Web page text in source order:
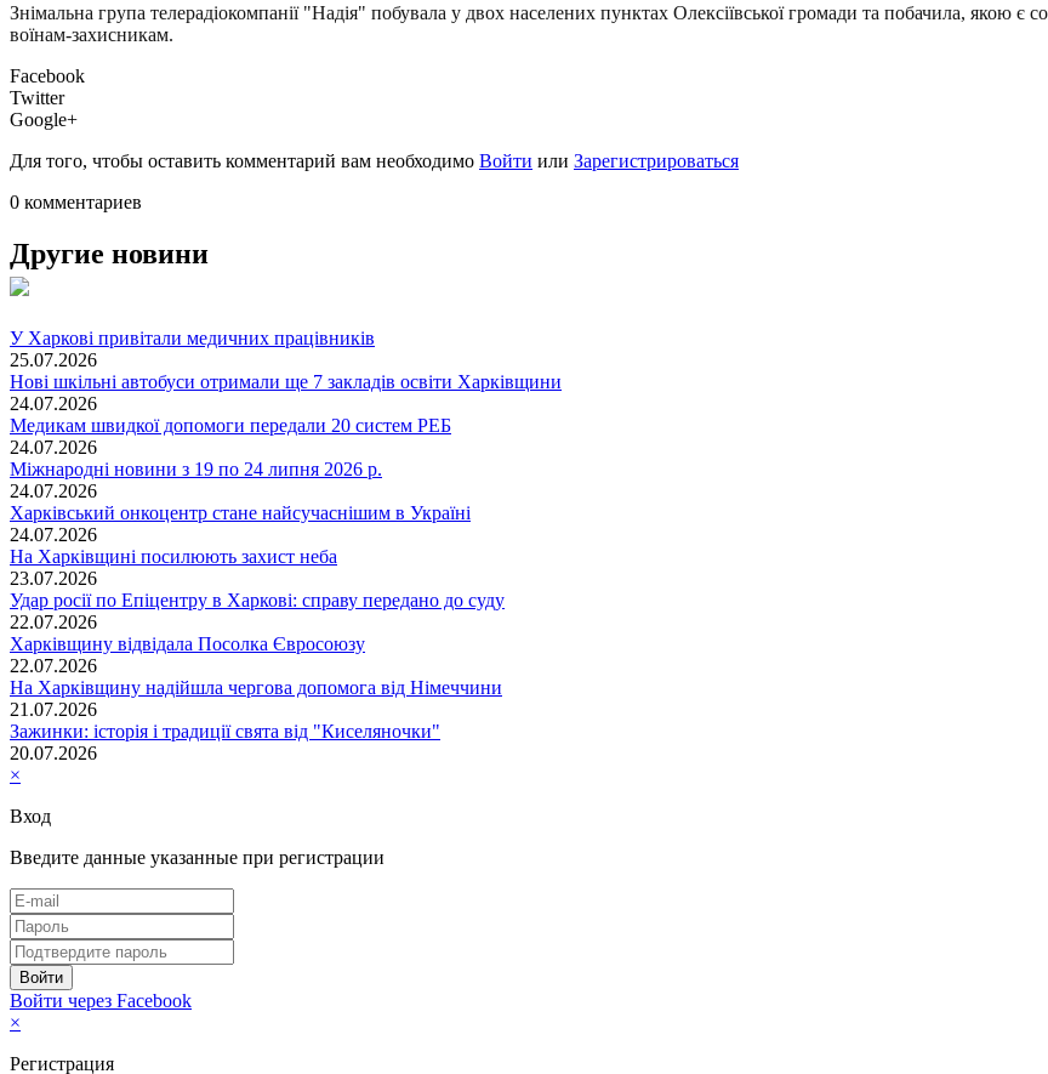
Знімальна група телерадіокомпанії "Надія" побувала у двох населених пунктах Олексіївської громади та побачила, якою
воїнам-захисникам.
Facebook
Twitter
Google+
Для того, чтобы оставить комментарий вам необходимо Войти или Зарегистрироваться
0 комментариев
Другие новини
У Харкові привітали медичних працівників
25.07.2026
Нові шкільні автобуси отримали ще 7 закладів освіти Харківщини
24.07.2026
Медикам швидкої допомоги передали 20 систем РЕБ
24.07.2026
Міжнародні новини з 19 по 24 липня 2026 р.
24.07.2026
Харківський онкоцентр стане найсучаснішим в Україні
24.07.2026
На Харківщині посилюють захист неба
23.07.2026
Удар росії по Епіцентру в Харкові: справу передано до суду
22.07.2026
Харківщину відвідала Посолка Євросоюзу
22.07.2026
На Харківщину надійшла чергова допомога від Німеччини
21.07.2026
Зажинки: історія і традиції свята від "Киселяночки"
20.07.2026
×
Вход
Введите данные указанные при регистрации
Войти через Facebook
×
Регистрация